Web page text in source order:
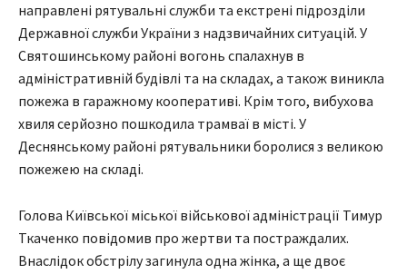
направлені рятувальні служби та екстрені підрозділи
Державної служби України з надзвичайних ситуацій. У
Святошинському районі вогонь спалахнув в
адміністративній будівлі та на складах, а також виникла
пожежа в гаражному кооперативі. Крім того, вибухова
хвиля серйозно пошкодила трамваї в місті. У
Деснянському районі рятувальники боролися з великою
пожежею на складі.
Голова Київської міської військової адміністрації Тимур
Ткаченко повідомив про жертви та постраждалих.
Внаслідок обстрілу загинула одна жінка, а ще двоє